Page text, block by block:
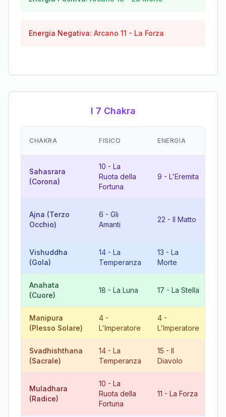
Energia Negativa: Arcano 11 - La Forza
I 7 Chakra
CHAKRA FISICO ENERGIA
Sahasrara
(Corona)
10 - La
Ruota della
Fortuna
9 - L'Eremita
Ajna (Terzo
Occhio)
6 - Gli
Amanti
22 - Il Matto
Vishuddha
(Gola)
14 - La
Temperanza
13 - La
Morte
Anahata
(Cuore)
18 - La Luna 17 - La Stella
Manipura
(Plesso Solare)
4 -
L'Imperatore
4 -
L'Imperatore
Svadhishthana
(Sacrale)
14 - La
Temperanza
15 - Il
Diavolo
Muladhara
(Radice)
10 - La
Ruota della
Fortuna
11 - La Forza